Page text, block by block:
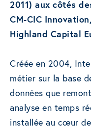
2011) aux côtés
CM-CIC
Highland Capital
Créée en 2004,
métier sur la base
données que
analyse en temps
installée au cœur